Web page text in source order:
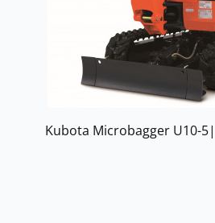
Kubota Microbagger U10-